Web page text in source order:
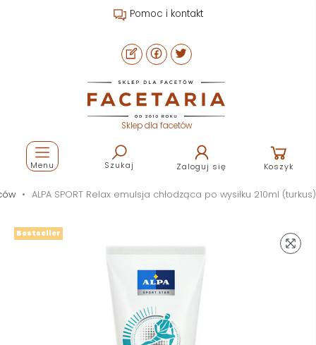
Pomoc i kontakt
Sklep dla facetów
Szukaj Zaloguj się Koszyk
Menu
ALPA SPORT Relax emulsja chłodząca po wysiłku 210ml (turkus)
Bestseller